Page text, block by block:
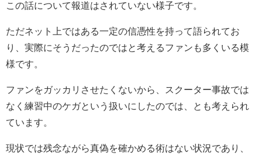
この話について報道はされていない様子です。
ただネット上ではある一定の信憑性を持って語られてお
り、実際にそうだったのではと考えるファンも多くいる模
様です。
ファンをガッカリさせたくないから、スクーター事故では
なく練習中のケガという扱いにしたのでは、とも考えられ
ています。
現状では残念ながら真偽を確かめる術はない状況であり、